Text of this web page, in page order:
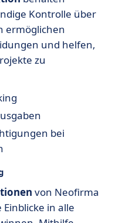
Kontrolle über
ermöglichen
und helfen,
zu
bei
von Neofirma
in alle